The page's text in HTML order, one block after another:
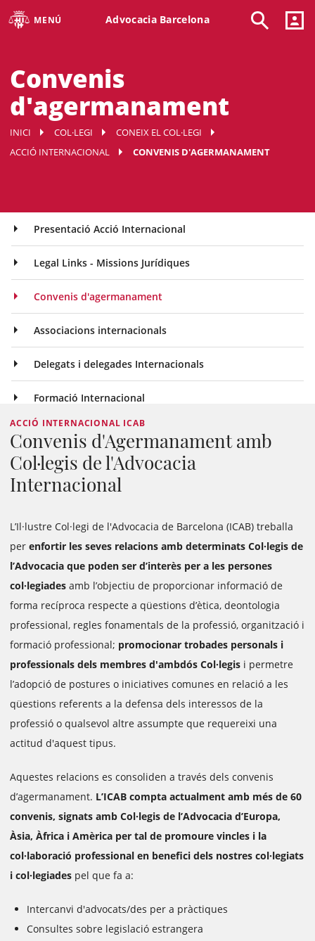
MENÚ Advocacia Barcelona
Convenis
d'agermanament
INICI COL·LEGI
CONEIX EL COL·LEGI
ACCIÓ INTERNACIONAL
CONVENIS D'AGERMANAMENT
Presentació Acció Internacional
Legal Links - Missions Jurídiques
Convenis d'agermanament
Associacions internacionals
Delegats i delegades Internacionals
Formació Internacional
ACCIÓ INTERNACIONAL ICAB
Convenis d'Agermanament amb
Col·legis de l'Advocacia
Internacional
L’Il·lustre Col·legi de l'Advocacia de Barcelona (ICAB) treballa
per enfortir les seves relacions amb determinats Col·legis de
l’Advocacia que poden ser d’interès per a les persones
col·legiades amb l’objectiu de proporcionar informació de
forma recíproca respecte a qüestions d’ètica, deontologia
professional, regles fonamentals de la professió, organització i
formació professional; promocionar trobades personals i
professionals dels membres d'ambdós Col·legis i permetre
l’adopció de postures o iniciatives comunes en relació a les
qüestions referents a la defensa dels interessos de la
professió o qualsevol altre assumpte que requereixi una
actitud d'aquest tipus.
Aquestes relacions es consoliden a través dels convenis
d’agermanament. L’ICAB compta actualment amb més de 60
convenis, signats amb Col·legis de l’Advocacia d’Europa,
Àsia, Àfrica i Amèrica per tal de promoure vincles i la
col·laboració professional en benefici dels nostres col·legiats
i col·legiades pel que fa a:
Intercanvi d'advocats/des per a pràctiques
Consultes sobre legislació estrangera